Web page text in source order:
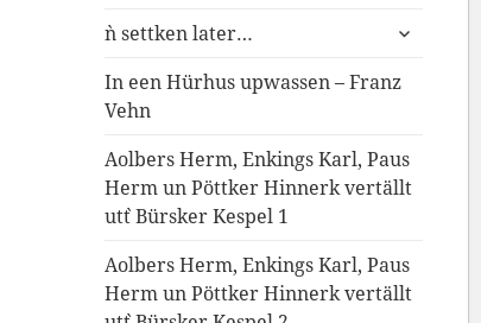
`n settken later…
untermenü
In een Hürhus upwassen – Franz
Vehn
Aolbers Herm, Enkings Karl, Paus
Herm un Pöttker Hinnerk vertällt
ut`t Bürsker Kespel 1
Aolbers Herm, Enkings Karl, Paus
Herm un Pöttker Hinnerk vertällt